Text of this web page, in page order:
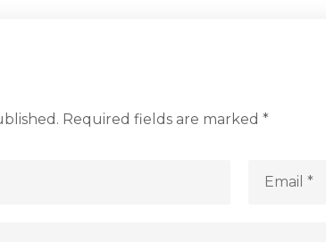
Required fields are marked *